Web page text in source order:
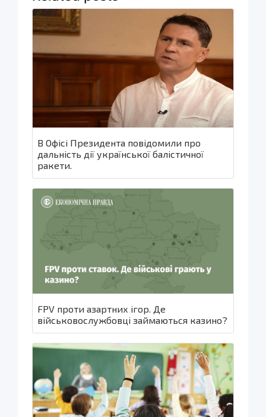
В Офісі Президента повідомили про
дальність дії української балістичної
ракети.
FPV проти азартних ігор. Де
військовослужбовці займаються казино?